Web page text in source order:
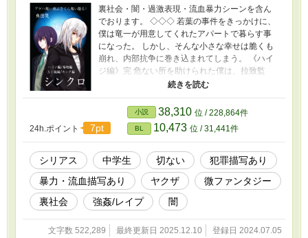
ページ毎にお題を振り分ける。詰め込みNG。 ま
た、②の条件は除外可。 ※左側がお題、右側は
ストーリー傾向になります。 (ヒューマンドラマ
は必須の為、非表記) ※微グロ、胸糞、ありま
す。
裏社会・闇・過激表現・流血暴力シーンを含ん
でおります。 ◇◇◇ 若葉の事件をきっかけに、
僕は竜一が用意してくれたアパートで暮らす事
になった。 しかし、そんな小さな幸せは脆くも
崩れ、内部抗争に巻き込まれてしまう。 《ハイ
ジ編》完 危ない所を助けられた僕は、拉致監
禁・拘束され、無理矢理犯されてしまう。 以前
とは違う猟奇的・狂気的なハイジに戸惑いなが
らも、その本質は何も変わっていない事に気付
き…… 中学生×中学生(元彼・ヤクザの犬) 〈菊
地編〉完 『菊地に抱かれてこい』──その条件を
のんだ僕は、半グレ詐欺グループの一人、菊地
の元へと搬送される。 最初こそ乱暴にされるも
のの、僕を寵愛するようになり…… 中学生×社
会人(凶悪犯・半グレ) 〈五十嵐編〉完 五十嵐と
共にアジトを離れるものの、失意のどん底にい
た僕は、更なる苦境に立たされる。 五十嵐の過
去。明らかになっていく真実。黒幕の思惑を知
った僕は── 中学生×中学生？ 〈キング編〉完
24h.ポイント 7pt
小説 38,310 位 / 228,864件
BL 10,473 位 / 31,441件
シリアス 中学生 切ない
犯罪描写あり
暴力・流血描写あり
ヤクザ
微ファンタジー
裏社会
強姦/レイプ 闇
文字数 522,289 最終更新日 2025.12.10 登録日 2024.07.05